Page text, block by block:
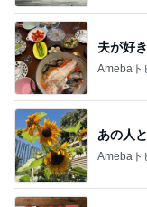
夫が好
Amebaト
あの人
Amebaト